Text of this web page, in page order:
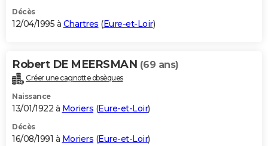
Décès
12/04/1995 à Chartres (Eure-et-Loir)
Robert DE MEERSMAN (69 ans)
Créer une cagnotte obsèques
Naissance
13/01/1922 à Moriers (Eure-et-Loir)
Décès
16/08/1991 à Moriers (Eure-et-Loir)